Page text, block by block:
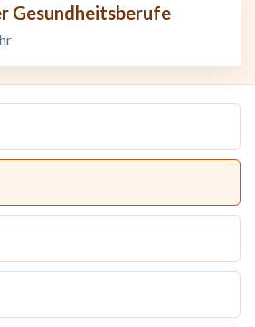
Gesundheitsberufe